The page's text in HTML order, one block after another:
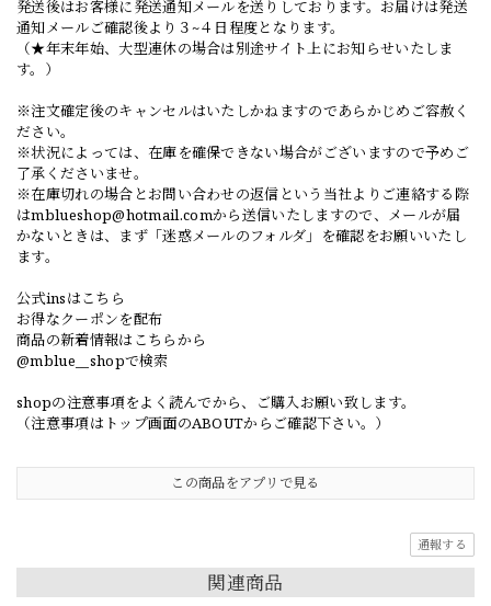
発送後はお客様に発送通知メールを送りしております。お届けは発送
通知メールご確認後より３~４日程度となります。
（★年末年始、大型連休の場合は別途サイト上にお知らせいたしま
す。）
※注文確定後のキャンセルはいたしかねますのであらかじめご容赦く
ださい。
※状況によっては、在庫を確保できない場合がございますので予めご
了承くださいませ。
※在庫切れの場合とお問い合わせの返信という当社よりご連絡する際
はmblueshop@hotmail.comから送信いたしますので、メールが届
かないときは、まず「迷惑メールのフォルダ」を確認をお願いいたし
ます。
公式insはこちら
お得なクーポンを配布
商品の新着情報はこちらから
@mblue__shopで検索
shopの注意事項をよく読んでから、ご購入お願い致します。
（注意事項はトップ画面のABOUTからご確認下さい。）
この商品をアプリで見る
通報する
関連商品